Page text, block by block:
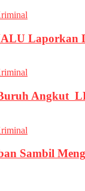
Laporkan
Angkut
Sambil